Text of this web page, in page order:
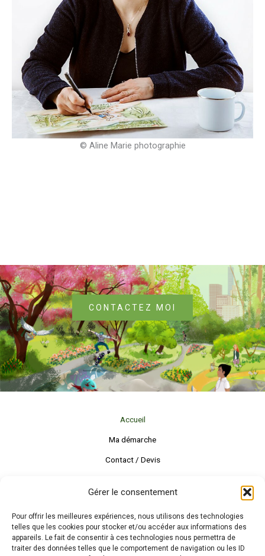
Gérer le consentement
Pour offrir les meilleures expériences, nous utilisons des technologies
telles que les cookies pour stocker et/ou accéder aux informations des
appareils. Le fait de consentir à ces technologies nous permettra de
traiter des données telles que le comportement de navigation ou les ID
© Aline Marie photographie
CONTACTEZ MOI
Accueil
Ma démarche
Contact / Devis